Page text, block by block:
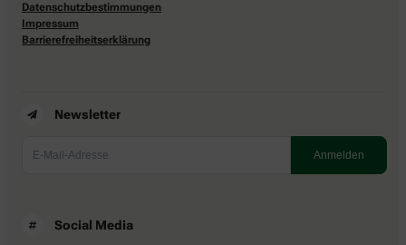
Datenschutzbestimmungen
Impressum
Barrierefreiheitserklärung
Newsletter
Social Media